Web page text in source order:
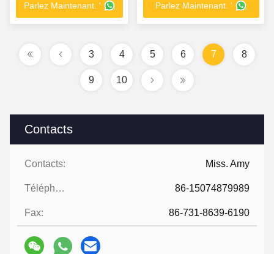
Contacts
Contacts: Miss. Amy
Téléphone: 86-15074879989
Fax: 86-731-8639-6190
supérieure
Parlez Maintenant. ' Parlez Maintenant. '
3 4 5 6 7 8
9 10